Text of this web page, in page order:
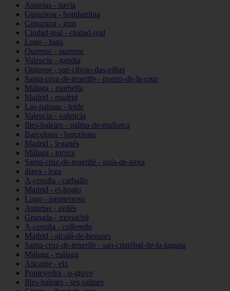
Asturias - navia
Gipuzkoa - hondarribia
Gipuzkoa - irun
Ciudad-real - ciudad-real
Lugo - lugo
Ourense - ourense
Valencia - gandia
Ourense - san-cibrao-das-viñas
Santa-cruz-de-tenerife - puerto-de-la-cruz
Málaga - marbella
Madrid - madrid
Las-palmas - telde
Valencia - valencia
Illes-balears - palma-de-mallorca
Barcelona - barcelona
Madrid - leganés
Málaga - torrox
Santa-cruz-de-tenerife - guía-de-isora
álava - leza
A-coruña - carballo
Madrid - el-boalo
Lugo - monterroso
Asturias - avilés
Granada - monachil
A-coruña - culleredo
Madrid - alcalá-de-henares
Santa-cruz-de-tenerife - san-cristóbal-de-la-laguna
Málaga - málaga
Alicante - elx
Pontevedra - o-grove
Illes-balears - ses-salines